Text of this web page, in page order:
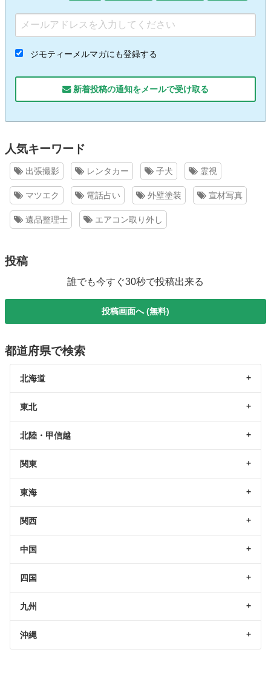
ジモティーメルマガにも登録する
新着投稿の通知をメールで受け取る
人気キーワード
出張撮影 レンタカー 子犬 霊視
マツエク 電話占い 外壁塗装 宣材写真
遺品整理士 エアコン取り外し
投稿
誰でも今すぐ30秒で投稿出来る
投稿画面へ (無料)
都道府県で検索
北海道
東北
北陸・甲信越
関東
東海
関西
中国
四国
九州
沖縄